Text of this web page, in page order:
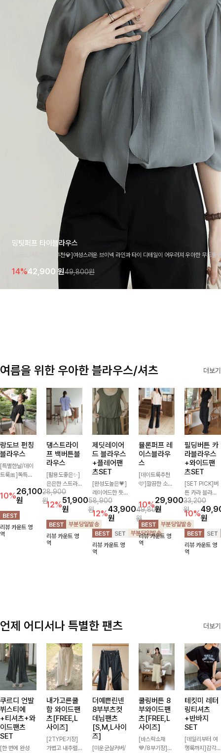
밍팃퍼프 타이블라우스
[고급스러움/하객룩추천💎]여성스러운 브이넥 라인과 타이 디테일이 어우러져 우아한 무드를
라우스 🤍 여유로운 7부 소매로 편안하게 착용되며 데일리룩부터 출근룩, 하객룩까지 세련된
기 좋은 아이템이에요
14%42,900 원49,800원
여름을 위한 우아한 블라우스/셔츠 더보기
랑도브 펀칭
블라우스
[특별한날/데이
트룩🎀]독특한
시원해보이면서
로맨틱한 무드를
선사하는 블라우
스:) 풍성한 퍼프
소매와 밑단 셔
링으로 스타일을
10%26,100
원
28,900
원
리뷰 카운트 영
역
댕스트라이
프 백버튼블
라우스
[활용도좋은✨]
은은한 스트라이
프 패턴이 더해
져 심플한 코디
에도 세련된 포
인트를 더해드리
며 깔끔한 스트
라이프 디테일로
유행 없이 오래
12%51,900
원
58,900
원
리뷰 카운트 영
역
제딧레이어
드 블라우스
+플레어팬
츠SET
[완성도높은💗]
레이어드한 듯
자연스러운 나시
와 버튼 원피스
가 함께 구성된
세트 아이템입니
다. 코디 고민 없
이 한 벌만으로
도 내추럴하면서
12%43,900
원
49,800
원
리뷰 카운트 영
역
뮬론퍼프 레
이스블라우
스
[데이트룩추천
🩷]깔끔한 소매
자수로 사랑스러
운 분위기를 담
았으며 은은한
체크 패턴이 더
해져 밋밋함 없
이 여성스러움
10%29,900
원
33,200
원
리뷰 카운트 영
역
필딩버튼 카
라블라우스
+와이드팬
츠SET
[SET PICK]버
튼 카라 블라우
스와 팬츠, 스트
랩까지 구성된
활용도 높은 3
종 세트 🤍 코디
걱정 없이 한 번
에 완성도 있는
스타일링을 연출
10%원
리뷰 카운트 영
역
언제 어디서나 특별한 팬츠 더보기
쿠르디 언발
뷔스티에
+티셔츠+와
이드팬츠
SET
[한 번에 완성
내가고른쿨
함 와이드팬
츠[FREE,L
사이즈]
[2TYPE기장]
가볍고 내추럴한
더예쁜린넨
8부부츠컷
데님팬츠
[S,M,L사이
즈]
[미운군살커버/
쿨링버튼 8
부와이드팬
츠[FREE,L
사이즈]
[바스락소재
💙/8부기장]사
테킷미 레터
링티셔츠
+반바지
SET
[데일리부터 여
행룩까지]감각